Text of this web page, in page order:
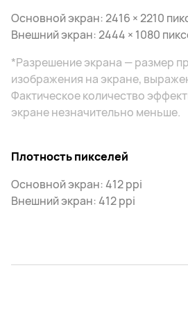
Основной экран: 2416 × 2210
Внешний экран: 2444 × 1080
*Разрешение экрана — размер
изображения на экране,
Фактическое количество
экране незначительно меньше.
Плотность пикселей
Основной экран: 412 ppi
Внешний экран: 412 ppi